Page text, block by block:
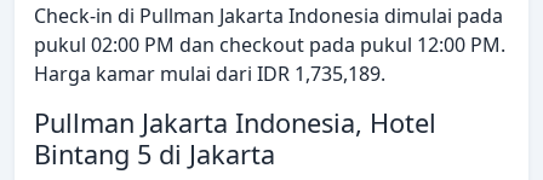
Check-in di Pullman Jakarta Indonesia dimulai pada
pukul 02:00 PM dan checkout pada pukul 12:00 PM.
Harga kamar mulai dari IDR 1,735,189.
Pullman Jakarta Indonesia, Hotel
Bintang 5 di Jakarta